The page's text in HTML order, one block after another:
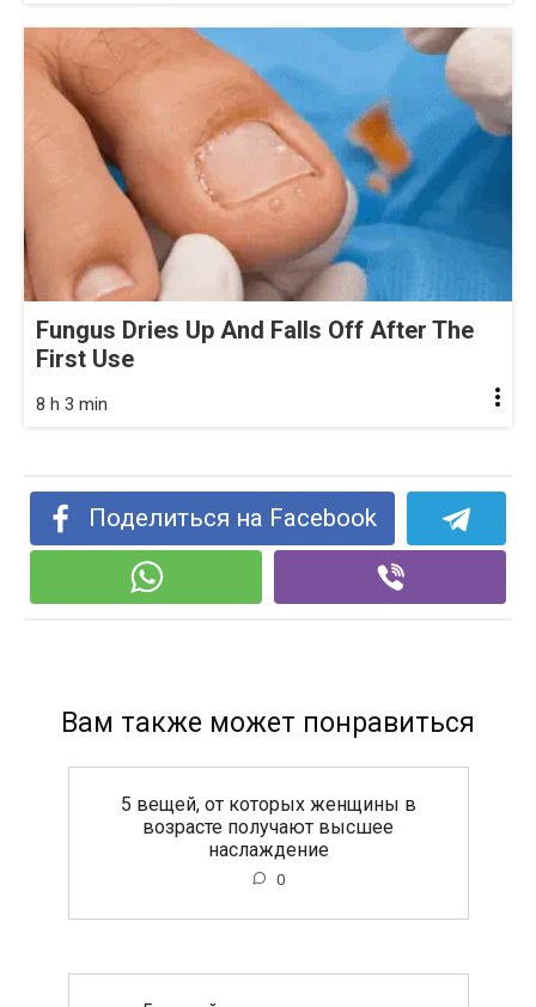
Fungus Dries Up And Falls Off After The
First Use
8 h 3 min
Поделиться на Facebook
Вам также может понравиться
5 вещей, от которых женщины в
возрасте получают высшее
наслаждение
0